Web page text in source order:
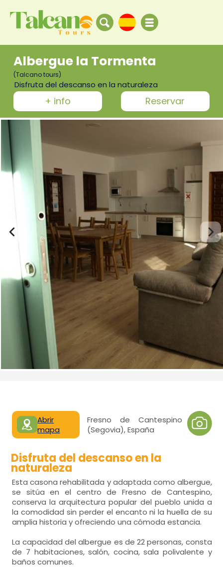
Albergue la Tormenta
(Talcano tours)
Disfruta del descanso en la naturaleza
+ info Reservar
Abrir
mapa
Fresno de Cantespino
(Segovia), España
Disfruta del descanso en la
naturaleza
Esta casona rehabilitada y adaptada como albergue,
se sitúa en el centro de Fresno de Cantespino,
conserva la arquitectura popular del pueblo unida a
la comodidad sin perder el encanto ni la huella de su
amplia historia y ofreciendo una cómoda estancia.
La capacidad del albergue es de 22 personas, consta
de 7 habitaciones, salón, cocina, sala polivalente y
baños comunes.